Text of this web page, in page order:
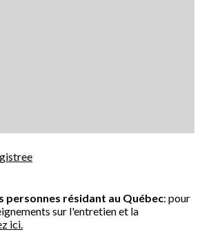
personnes résidant au Québec: pour
sur l'entretien et la
ici.